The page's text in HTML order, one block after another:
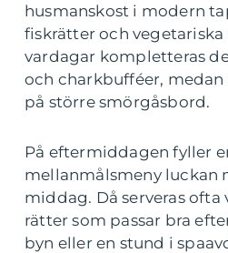
husmanskost i modern
fiskrätter och vegetariska
vardagar kompletteras
och charkbufféer,
på större smörgåsbord.
På eftermiddagen fyller
mellanmålsmeny luckan
middag. Då serveras ofta
rätter som passar bra
byn eller en stund i